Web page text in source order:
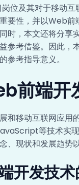
位及其对于移动
要性，并以Web
时，本文还将分享
参考借鉴。因此
参考指导意义。
前端开
和移动互联网应
等技术实
、现状和发展趋势
开发技